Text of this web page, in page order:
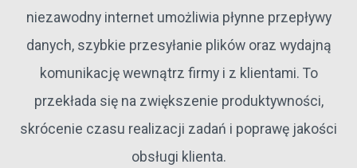
niezawodny internet umożliwia płynne przepływy
danych, szybkie przesyłanie plików oraz wydajną
komunikację wewnątrz firmy i z klientami. To
przekłada się na zwiększenie produktywności,
skrócenie czasu realizacji zadań i poprawę jakości
obsługi klienta.